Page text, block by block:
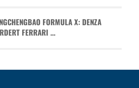
FORMULA X: DENZA
FERRARI …